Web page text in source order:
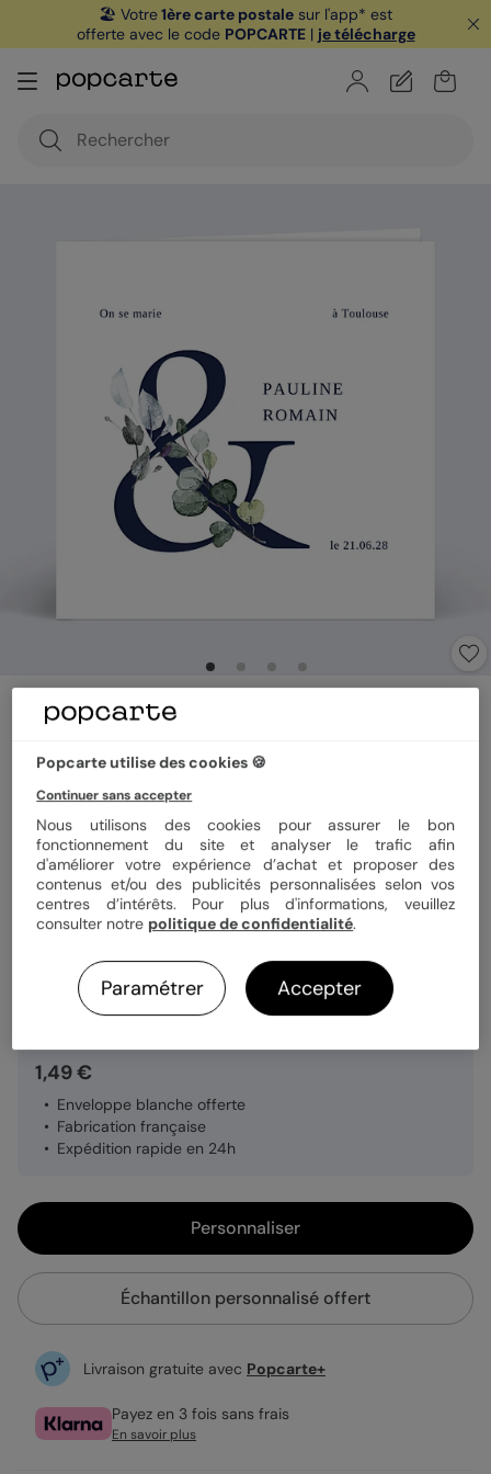
🏖️ Votre1ère carte postale sur l'app* est
offerte avec le code POPCARTE| je télécharge
Faire part mariage
Faire-part Mariage Laurier
5 (3avis)
Format 14x14 cm plié
Papier Papier Satiné
Quantité Échantillon personnalisé
1,49 €
Enveloppe blanche offerte
Fabrication française
Expédition rapide en 24h
Personnaliser
Échantillon personnalisé offert
Livraison gratuite avec Popcarte+
Payez en 3 fois sans frais
En savoir plus
Popcarte utilise des cookies 🍪
Continuer sans accepter
Nous utilisons des cookies pour assurer le bon
fonctionnement du site et analyser le trafic afin
d'améliorer votre expérience d’achat et proposer des
contenus et/ou des publicités personnalisées selon vos
centres d’intérêts. Pour plus d'informations, veuillez
consulter notre politique de confidentialité.
Paramétrer Accepter